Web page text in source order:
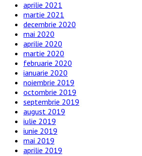
aprilie 2021
martie 2021
decembrie 2020
mai 2020
aprilie 2020
martie 2020
februarie 2020
ianuarie 2020
noiembrie 2019
octombrie 2019
septembrie 2019
august 2019
iulie 2019
iunie 2019
mai 2019
aprilie 2019